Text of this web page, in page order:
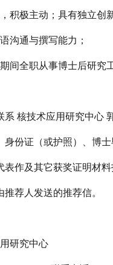
积极主动；具有独立创
沟通与撰写能力；
间全职从事博士后研究
系 核技术应用研究中心
身份证（或护照）、博
表作及其它获奖证明材
推荐人发送的推荐信。
研究中心